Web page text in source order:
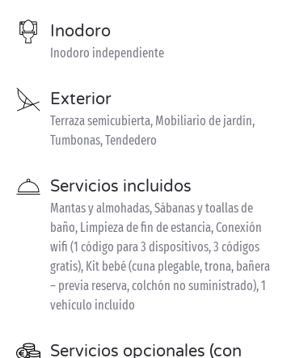
Inodoro
Inodoro independiente
Exterior
Terraza semicubierta, Mobiliario de jardín,
Tumbonas, Tendedero
Servicios incluidos
Mantas y almohadas, Sábanas y toallas de
baño, Limpieza de fin de estancia, Conexión
wifi (1 código para 3 dispositivos, 3 códigos
gratis), Kit bebé (cuna plegable, trona, bañera
– previa reserva, colchón no suministrado), 1
vehículo incluido
Servicios opcionales (con